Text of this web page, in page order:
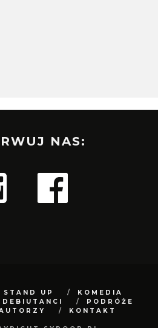
NAS:
STAND UP
KOMEDIA
DEBIUTANCI
PODRÓŻE
KONTAKT